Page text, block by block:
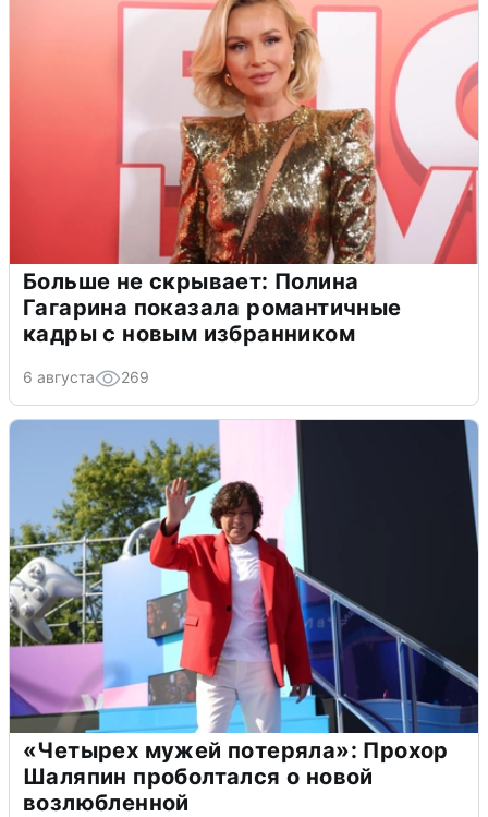
Больше не скрывает: Полина
Гагарина показала романтичные
кадры с новым избранником
6 августа 269
«Четырех мужей потеряла»: Прохор
Шаляпин проболтался о новой
возлюбленной